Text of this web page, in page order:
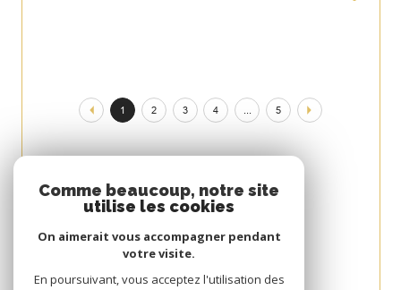
1 2 3 4 5
Espace
PROPRIÉTAIRE
Se connecter
Avis
Comme beaucoup, notre site
utilise les cookies
On aimerait vous accompagner pendant
votre visite.
En poursuivant, vous acceptez l'utilisation des